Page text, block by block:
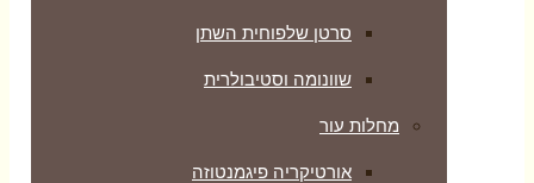
סרטן שלפוחית השתן
שוונומה וסטיבולרית
מחלות עור
אורטיקריה פיגמנטוזה